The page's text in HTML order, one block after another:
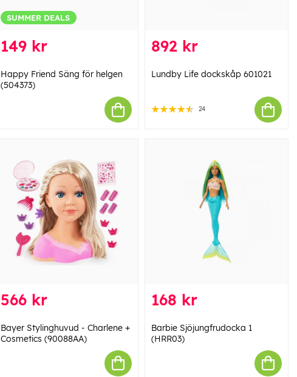
SUMMER DEALS
149 kr
Happy Friend Säng för helgen
(504373)
892 kr
Lundby Life dockskåp 601021
24
566 kr
Bayer Stylinghuvud - Charlene +
Cosmetics (90088AA)
168 kr
Barbie Sjöjungfrudocka 1
(HRR03)